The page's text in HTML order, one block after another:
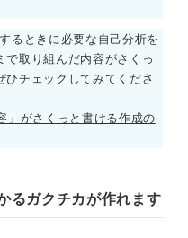
るときに必要な自己分析を
で取り組んだ内容がさくっ
ひチェックしてみてくださ
」がさくっと書ける作成の
るガクチカが作れます